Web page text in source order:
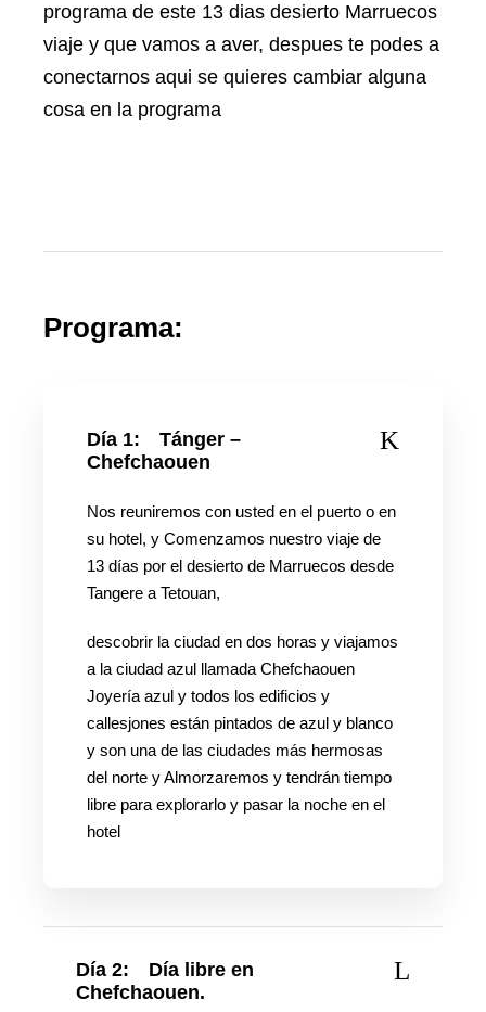
programa de este 13 dias desierto Marruecos
viaje y que vamos a aver, despues te podes a
conectarnos aqui se quieres cambiar alguna
cosa en la programa
Programa:
Día 1:
Tánger –
Chefchaouen
Nos reuniremos con usted en el puerto o en
su hotel, y Comenzamos nuestro viaje de
13 días por el desierto de Marruecos desde
Tangere a Tetouan,
descobrir la ciudad en dos horas y viajamos
a la ciudad azul llamada Chefchaouen
Joyería azul y todos los edificios y
callesjones están pintados de azul y blanco
y son una de las ciudades más hermosas
del norte y Almorzaremos y tendrán tiempo
libre para explorarlo y pasar la noche en el
hotel
Día 2:
Día libre en
Chefchaouen.